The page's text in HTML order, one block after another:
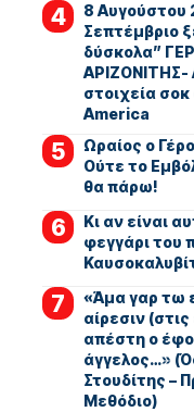
8 Αυγούστου
Σεπτέμβριο
δύσκολα”
ΑΡΙΖΟΝΙΤΗΣ-
στοιχεία
America
Ωραίος ο
Ούτε το
θα πάρω!
Κι αν είναι
φεγγάρι του
«Άμα γαρ τω
αίρεσιν
απέστη ο
άγγελος…»
Στουδίτης –
Μεθόδιο)